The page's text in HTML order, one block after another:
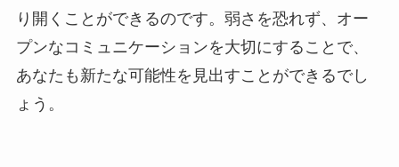
り開くことができるのです。弱さを恐れず、オー
プンなコミュニケーションを大切にすることで、
あなたも新たな可能性を見出すことができるでし
ょう。